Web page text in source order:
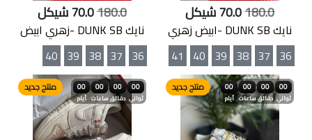
180.0
نايك DUNK SB -ابيض زهري
36
37
38
39
40
41
180.0
نايك DUNK SB -زهري ابيض
36
37
38
39
40
00
أيام
00
ساعات
00
دقائق
00
ثواني
منتج جديد 00
أيام
00
ساعات
00
دقائق
00
ثواني
منتج جديد